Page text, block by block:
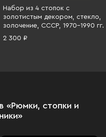
Набор из 4 стопок с
золотистым декором, стекло,
золочение, СССР, 1970-1990 гг.
2 300 ₽
«Рюмки, стопки и